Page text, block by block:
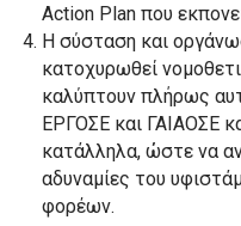
Action Plan που
Η σύσταση και
κατοχυρωθεί
καλύπτουν πλήρως
ΕΡΓΟΣΕ και ΓΑΙΑΟΣΕ
κατάλληλα, ώστε να
αδυναμίες του
φορέων.